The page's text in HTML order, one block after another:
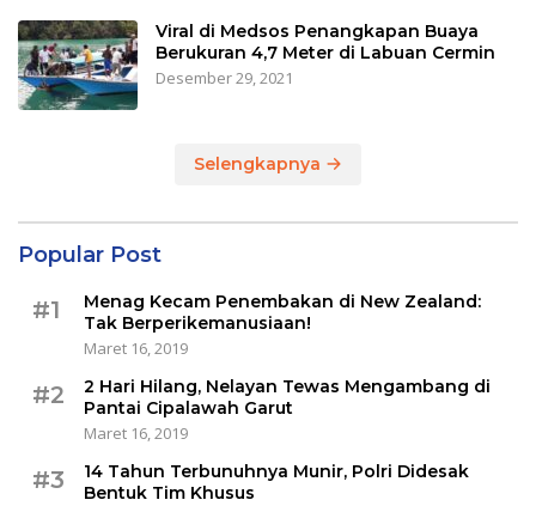
Viral di Medsos Penangkapan Buaya
Berukuran 4,7 Meter di Labuan Cermin
Desember 29, 2021
Selengkapnya
Popular Post
#1
Menag Kecam Penembakan di New Zealand:
Tak Berperikemanusiaan!
Maret 16, 2019
#2
2 Hari Hilang, Nelayan Tewas Mengambang di
Pantai Cipalawah Garut
Maret 16, 2019
#3
14 Tahun Terbunuhnya Munir, Polri Didesak
Bentuk Tim Khusus